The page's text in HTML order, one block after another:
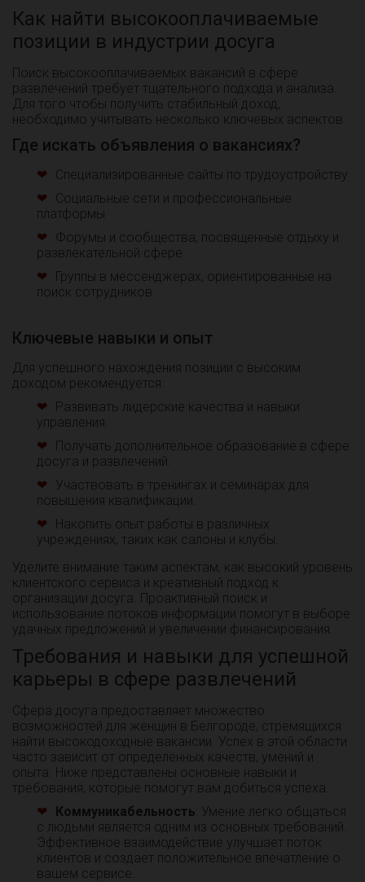
Как найти высокооплачиваемые
позиции в индустрии досуга
Поиск высокооплачиваемых вакансий в сфере
развлечений требует тщательного подхода и анализа.
Для того чтобы получить стабильный доход,
необходимо учитывать несколько ключевых аспектов.
Где искать объявления о вакансиях?
Специализированные сайты по трудоустройству
Социальные сети и профессиональные
платформы
Форумы и сообщества, посвященные отдыху и
развлекательной сфере
Группы в мессенджерах, ориентированные на
поиск сотрудников
Ключевые навыки и опыт
Для успешного нахождения позиции с высоким
доходом рекомендуется:
Развивать лидерские качества и навыки
управления.
Получать дополнительное образование в сфере
досуга и развлечений.
Участвовать в тренингах и семинарах для
повышения квалификации.
Накопить опыт работы в различных
учреждениях, таких как салоны и клубы.
Уделите внимание таким аспектам, как высокий уровень
клиентского сервиса и креативный подход к
организации досуга. Проактивный поиск и
использование потоков информации помогут в выборе
удачных предложений и увеличении финансирования.
Требования и навыки для успешной
карьеры в сфере развлечений
Сфера досуга предоставляет множество
возможностей для женщин в Белгороде, стремящихся
найти высокодоходные вакансии. Успех в этой области
часто зависит от определённых качеств, умений и
опыта. Ниже представлены основные навыки и
требования, которые помогут вам добиться успеха.
Коммуникабельность : Умение легко общаться
с людьми является одним из основных требований.
Эффективное взаимодействие улучшает поток
клиентов и создает положительное впечатление о
вашем сервисе.